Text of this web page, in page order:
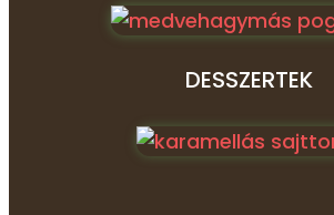
DESSZERTEK